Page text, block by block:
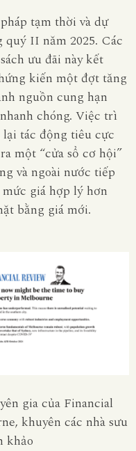
tạm thời và dự
quý II năm 2025. Các
ưu đãi này kết
kiến một đợt tăng
nguồn cung hạn
chóng. Việc trì
tác động tiêu cực
một “cửa sổ cơ hội”
và ngoài nước tiếp
giá hợp lý hơn
bằng giá mới.
gia của Financial
khuyên các nhà sưu
khảo